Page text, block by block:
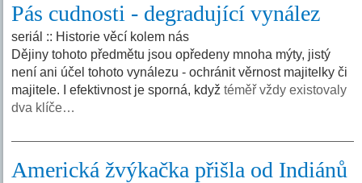
Pás cudnosti - degradující vynález
seriál :: Historie věcí kolem nás
Dějiny tohoto předmětu jsou opředeny mnoha mýty, jistý
není ani účel tohoto vynálezu - ochránit věrnost majitelky či
majitele. I efektivnost je sporná, kdyžtéměř vždy existovaly
dva klíče…
Americká žvýkačka přišla od Indiánů